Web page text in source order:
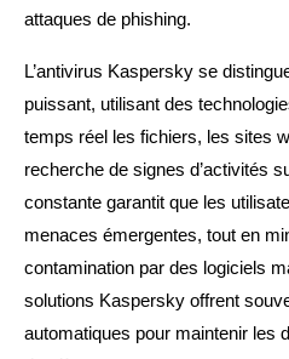
attaques de phishing.
L’antivirus Kaspersky se
puissant, utilisant des
temps réel les fichiers, les sites
recherche de signes d’activités
constante garantit que les
menaces émergentes, tout en
contamination par des logiciels
solutions Kaspersky offrent
automatiques pour maintenir les